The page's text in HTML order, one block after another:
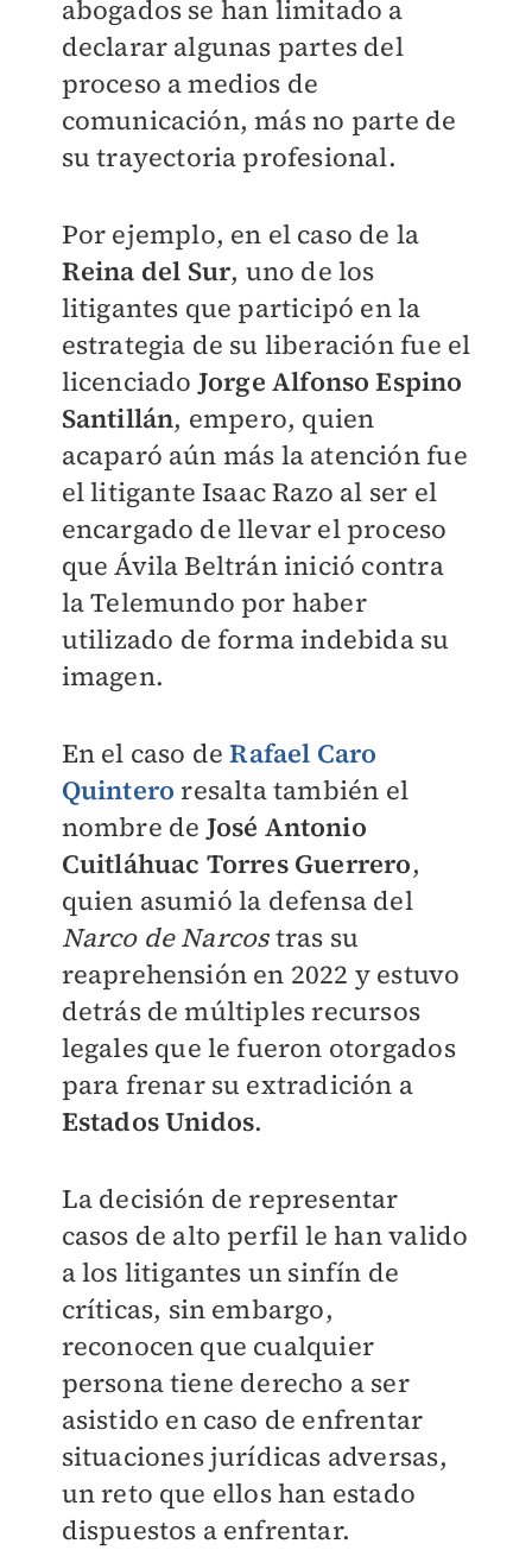
abogados se han limitado a
declarar algunas partes del
proceso a medios de
comunicación, más no parte de
su trayectoria profesional.
Por ejemplo, en el caso de la
Reina del Sur, uno de los
litigantes que participó en la
estrategia de su liberación fue el
licenciado Jorge Alfonso Espino
Santillán, empero, quien
acaparó aún más la atención fue
el litigante Isaac Razo al ser el
encargado de llevar el proceso
que Ávila Beltrán inició contra
la Telemundo por haber
utilizado de forma indebida su
imagen.
En el caso de Rafael Caro
Quintero resalta también el
nombre de José Antonio
Cuitláhuac Torres Guerrero,
quien asumió la defensa del
Narco de Narcostras su
reaprehensión en 2022 y estuvo
detrás de múltiples recursos
legales que le fueron otorgados
para frenar su extradición a
Estados Unidos.
La decisión de representar
casos de alto perfil le han valido
a los litigantes un sinfín de
críticas, sin embargo,
reconocen que cualquier
persona tiene derecho a ser
asistido en caso de enfrentar
situaciones jurídicas adversas,
un reto que ellos han estado
dispuestos a enfrentar.